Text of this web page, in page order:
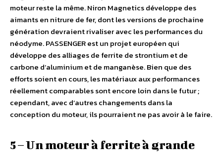
moteur reste la même. Niron Magnetics développe des
aimants en nitrure de fer, dont les versions de prochaine
génération devraient rivaliser avec les performances du
néodyme. PASSENGER est un projet européen qui
développe des alliages de ferrite de strontium et de
carbone d’aluminium et de manganèse. Bien que des
efforts soient en cours, les matériaux aux performances
réellement comparables sont encore loin dans le futur ;
cependant, avec d’autres changements dans la
conception du moteur, ils pourraient ne pas avoir à le faire.
5 – Un moteur à ferrite à grande